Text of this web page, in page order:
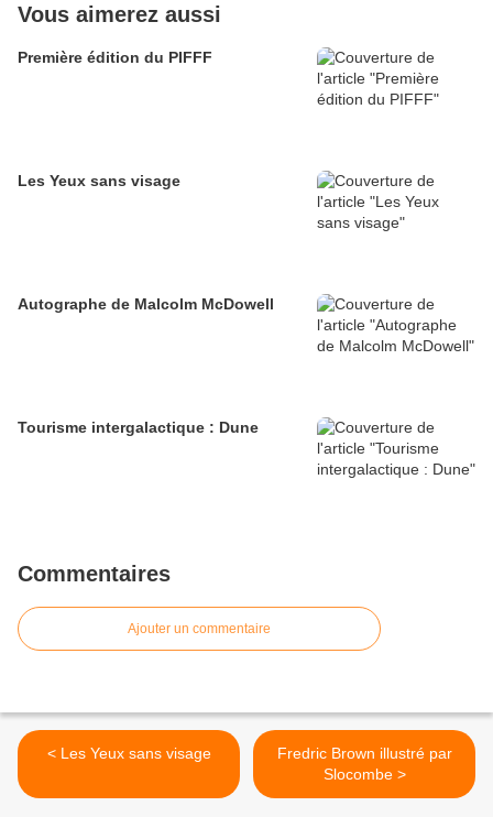
Vous aimerez aussi
Première édition du PIFFF
Les Yeux sans visage
Autographe de Malcolm McDowell
Tourisme intergalactique : Dune
Commentaires
Ajouter un commentaire
< Les Yeux sans visage
Fredric Brown illustré par
Slocombe >